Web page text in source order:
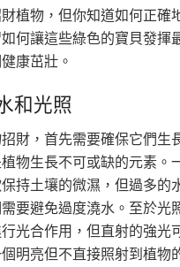
植物，但你知道如何正確
何讓這些綠色的寶貝發揮
康茁壯。
和光照
財，首先需要確保它們生
物生長不可或缺的元素。
持土壤的微濕，但過多的
要避免過度澆水。至於光
光合作用，但直射的強光
明亮但不直接照射到植物